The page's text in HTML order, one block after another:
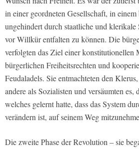
in einer geordneten Gesellschaft, in einem
ungehindert durch staatliche und
vor Willkür entfalten zu können. Die
verfolgten das Ziel einer konstitutionellen
bürgerlichen Freiheitsrechten und
Feudaladels. Sie entmachteten den
andere als Sozialisten und versäumten es,
welches gelernt hatte, dass das System
verändern ist, auf seinem Weg
Die zweite Phase der Revolution – sie